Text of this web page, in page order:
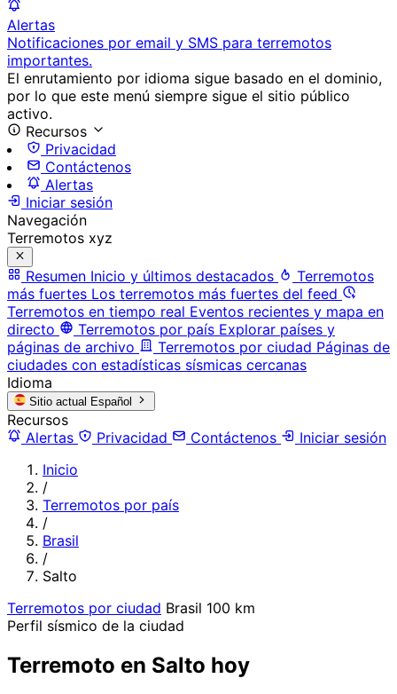
Alertas
Notificaciones por email y SMS para terremotos
importantes.
El enrutamiento por idioma sigue basado en el dominio,
por lo que este menú siempre sigue el sitio público
activo.
Recursos
Privacidad
Contáctenos
Alertas
Iniciar sesión
Navegación
Terremotos xyz
Resumen Inicio y últimos destacados
Terremotos
más fuertes Los terremotos más fuertes del feed
Terremotos en tiempo real Eventos recientes y mapa en
directo
Terremotos por país Explorar países y
páginas de archivo
Terremotos por ciudad Páginas de
ciudades con estadísticas sísmicas cercanas
Idioma
Sitio actual Español
Recursos
Alertas
Privacidad Contáctenos
Iniciar sesión
Inicio
/
Terremotos por país
/
Brasil
/
Salto
Terremotos por ciudad Brasil 100 km
Perfil sísmico de la ciudad
Terremoto en Salto hoy